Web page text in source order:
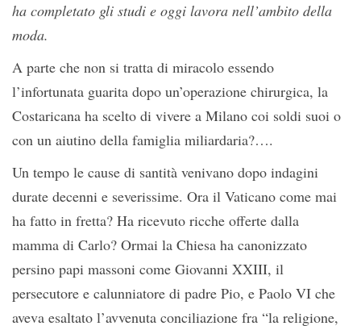
ha completato gli studi e oggi lavora nell’ambito della
moda.
A parte che non si tratta di miracolo essendo
l’infortunata guarita dopo un’operazione chirurgica, la
Costaricana ha scelto di vivere a Milano coi soldi suoi o
con un aiutino della famiglia miliardaria?….
Un tempo le cause di santità venivano dopo indagini
durate decenni e severissime. Ora il Vaticano come mai
ha fatto in fretta? Ha ricevuto ricche offerte dalla
mamma di Carlo? Ormai la Chiesa ha canonizzato
persino papi massoni come Giovanni XXIII, il
persecutore e calunniatore di padre Pio, e Paolo VI che
aveva esaltato l’avvenuta conciliazione fra “la religione,